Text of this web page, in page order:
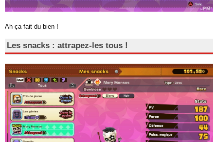
Ah ça fait du bien !
Les snacks : attrapez-les tous !